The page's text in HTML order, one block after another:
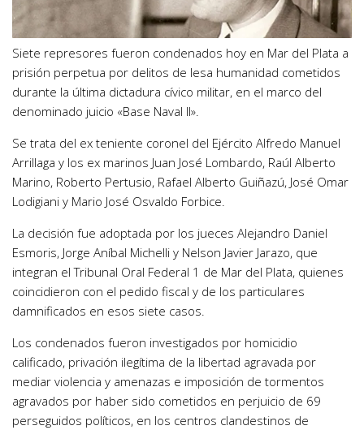
Siete represores fueron condenados hoy en Mar del Plata a
prisión perpetua por delitos de lesa humanidad cometidos
durante la última dictadura cívico militar, en el marco del
denominado juicio «Base Naval II».
Se trata del ex teniente coronel del Ejército Alfredo Manuel
Arrillaga y los ex marinos Juan José Lombardo, Raúl Alberto
Marino, Roberto Pertusio, Rafael Alberto Guiñazú, José Omar
Lodigiani y Mario José Osvaldo Forbice.
La decisión fue adoptada por los jueces Alejandro Daniel
Esmoris, Jorge Aníbal Michelli y Nelson Javier Jarazo, que
integran el Tribunal Oral Federal 1 de Mar del Plata, quienes
coincidieron con el pedido fiscal y de los particulares
damnificados en esos siete casos.
Los condenados fueron investigados por homicidio
calificado, privación ilegítima de la libertad agravada por
mediar violencia y amenazas e imposición de tormentos
agravados por haber sido cometidos en perjuicio de 69
perseguidos políticos, en los centros clandestinos de